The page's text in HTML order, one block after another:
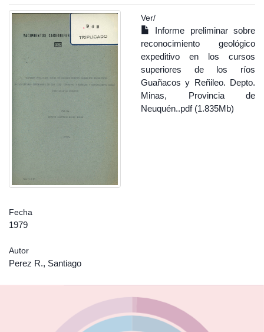
Ver/
Informe preliminar sobre
reconocimiento geológico
expeditivo en los cursos
superiores de los ríos
Guañacos y Reñileo. Depto.
Minas, Provincia de
Neuquén..pdf (1.835Mb)
Fecha
1979
Autor
Perez R., Santiago